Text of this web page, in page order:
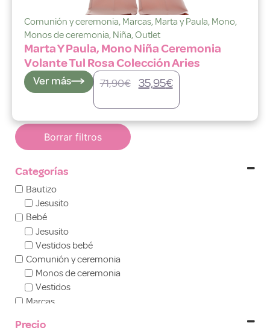
Borrar filtros
Categorías
Bautizo
Jesusito
Bebé
Jesusito
Vestidos bebé
Comunión y ceremonia
Monos de ceremonia
Vestidos
Marcas
Niña
Precio
Comunión y ceremonia, Marcas, Marta y Paula, Mono,
Monos de ceremonia, Niña,Outlet
Marta Y Paula, Mono Niña Ceremonia
Volante Tul Rosa Colección Aries
Ver más 71,90€ 35,95€